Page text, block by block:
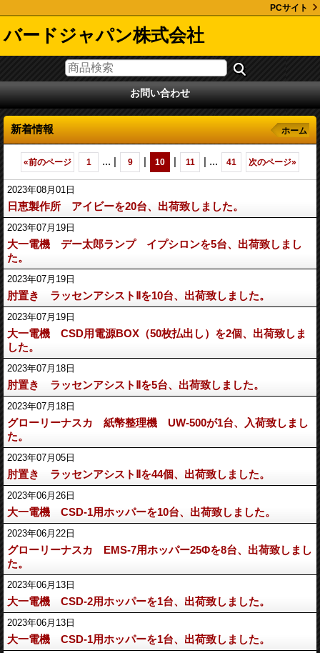
PCサイト
バードジャパン株式会社
お問い合わせ
新着情報 ホーム
«前のページ 1 ... | 9 | 10 | 11 | ... 41 次のページ»
2023年08月01日
日恵製作所 アイビーを20台、出荷致しました。
2023年07月19日
大一電機 デー太郎ランプ イプシロンを5台、出荷致しまし
た。
2023年07月19日
肘置き ラッセンアシストⅡを10台、出荷致しました。
2023年07月19日
大一電機 CSD用電源BOX（50枚払出し）を2個、出荷致しま
した。
2023年07月18日
肘置き ラッセンアシストⅡを5台、出荷致しました。
2023年07月18日
グローリーナスカ 紙幣整理機 UW-500が1台、入荷致しまし
た。
2023年07月05日
肘置き ラッセンアシストⅡを44個、出荷致しました。
2023年06月26日
大一電機 CSD-1用ホッパーを10台、出荷致しました。
2023年06月22日
グローリーナスカ EMS-7用ホッパー25Φを8台、出荷致しまし
た。
2023年06月13日
大一電機 CSD-2用ホッパーを1台、出荷致しました。
2023年06月13日
大一電機 CSD-1用ホッパーを1台、出荷致しました。